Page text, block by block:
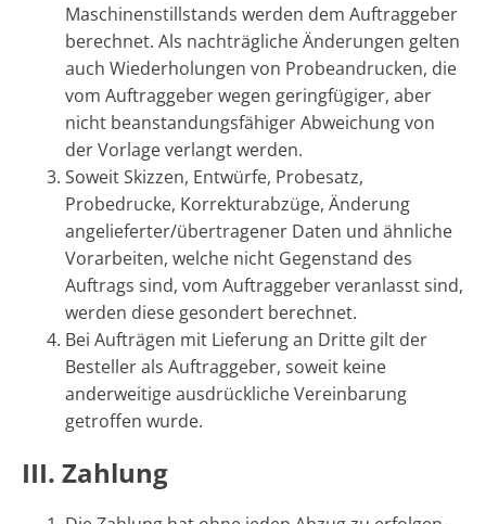
Maschinenstillstands werden dem Auftraggeber
berechnet. Als nachträgliche Änderungen gelten
auch Wiederholungen von Probeandrucken, die
vom Auftraggeber wegen geringfügiger, aber
nicht beanstandungsfähiger Abweichung von
der Vorlage verlangt werden.
Soweit Skizzen, Entwürfe, Probesatz,
Probedrucke, Korrekturabzüge, Änderung
angelieferter/übertragener Daten und ähnliche
Vorarbeiten, welche nicht Gegenstand des
Auftrags sind, vom Auftraggeber veranlasst sind,
werden diese gesondert berechnet.
Bei Aufträgen mit Lieferung an Dritte gilt der
Besteller als Auftraggeber, soweit keine
anderweitige ausdrückliche Vereinbarung
getroffen wurde.
III. Zahlung